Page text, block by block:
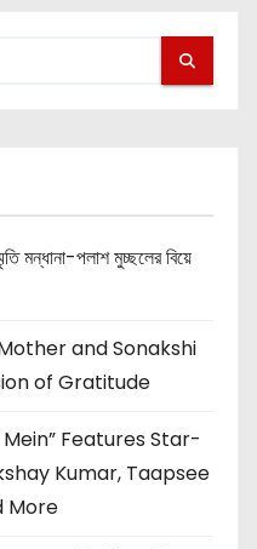
মন্ধানা-পলাশ মুচ্ছলের বিয়ে
and Sonakshi
of Gratitude
Features Star-
Kumar, Taapsee
More